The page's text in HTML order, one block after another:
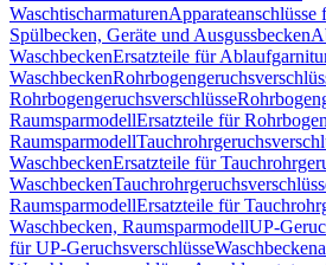
WaschtischarmaturenApparateanschlüsse
Spülbecken, Geräte und Ausgussbecken
WaschbeckenErsatzteile für
Waschbecken
Rohrbogengeruchsverschlüsse
RaumsparmodellErsatzteile für
Raumsparmodell
WaschbeckenErsatzteile für
Waschbecken
RaumsparmodellErsatzteile für
Waschbecken, RaumsparmodellUP-
für UP-Geruchsverschlüsse